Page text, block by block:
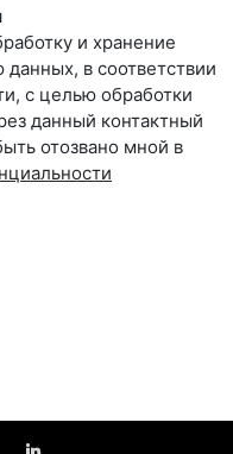
и хранение
в соответствии
с целью обработки
данный контактный
отозвано мной в